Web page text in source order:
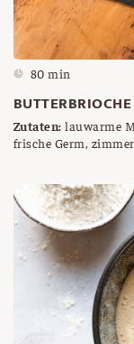
80 min
BUTTERBRIOCHE
Zutaten: lauwarme
frische Germ,